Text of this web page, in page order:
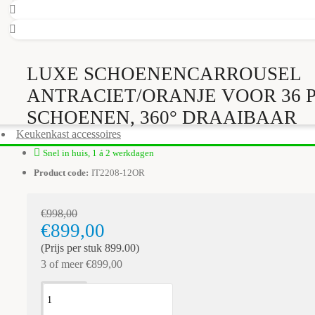
Keukenkast accessoires
LUXE SCHOENENCARROUSEL
ANTRACIET/ORANJE VOOR 36
SCHOENEN, 360° DRAAIBAAR
Snel in huis, 1 á 2 werkdagen
Product code: IT2208-12OR
€998,00
€899,00
(Prijs per stuk 899.00)
3 of meer €899,00